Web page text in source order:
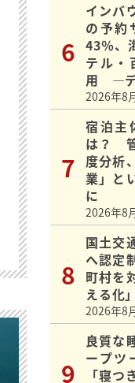
インバ
の予約
43％、
テル・
用 ―デ
2026年8
宿泊主
は？
度分析
業」と
に
2026年8
国土交
へ認定
町村を
える化」
2026年8
良質な
ープツ
「寝